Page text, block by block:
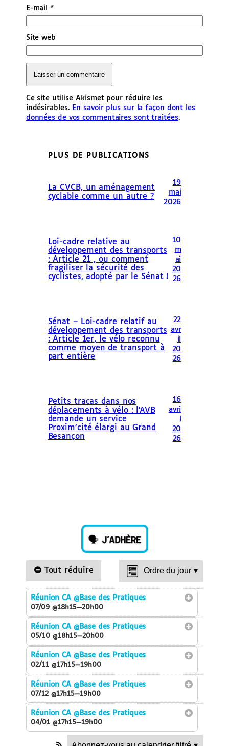
E-mail*
Site web
Ce site utilise Akismet pour réduire les
indésirables. En savoir plus sur la façon dont les
données de vos commentaires sont traitées.
PLUS DE PUBLICATIONS
La CVCB, un aménagement
cyclable comme un autre ?
19
mai
2026
Loi-cadre relative au
développement des transports
: Article 21 , ou comment
fragiliser la sécurité des
cyclistes, adopté par le Sénat !
10
m
ai
20
26
Sénat – Loi-cadre relatif au
développement des transports
: Article 1er, le vélo reconnu
comme moyen de transport à
part entière
22
avr
il
20
26
Petits tracas dans nos
déplacements à vélo : l’AVB
demande un service
Proxim’cité élargi au Grand
Besançon
16
avri
20
26
Tout réduire Ordre du jour ▾
Réunion CA@Base des Pratiques
07/09 @18h15—20h00
Réunion CA@Base des Pratiques
05/10 @18h15—20h00
Réunion CA@Base des Pratiques
02/11 @17h15—19h00
Réunion CA@Base des Pratiques
07/12 @17h15—19h00
Réunion CA@Base des Pratiques
04/01 @17h15—19h00